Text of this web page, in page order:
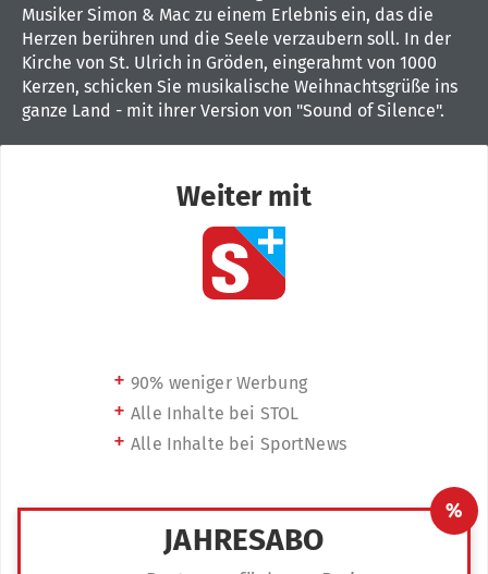
Musiker Simon & Mac zu einem Erlebnis ein, das die
Herzen berühren und die Seele verzaubern soll. In der
Kirche von St. Ulrich in Gröden, eingerahmt von 1000
Kerzen, schicken Sie musikalische Weihnachtsgrüße ins
ganze Land - mit ihrer Version von "Sound of Silence".